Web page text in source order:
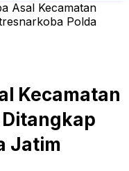
Asal Kecamatan
Polda
Kecamatan
Jatim